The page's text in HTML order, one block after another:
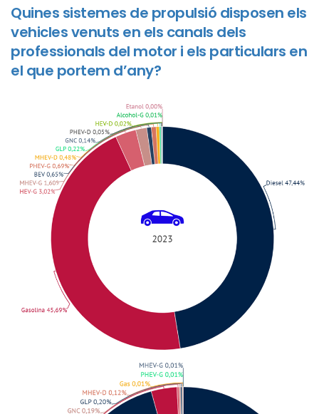
Quines sistemes de propulsió disposen els
vehicles venuts en els canals dels
professionals del motor i els particulars en
el que portem d’any?